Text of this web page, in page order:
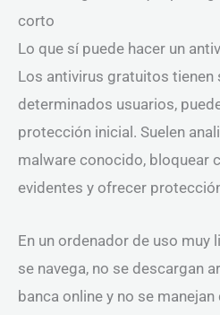
corto
Lo que sí puede hacer un
Los antivirus gratuitos tienen
determinados usuarios,
protección inicial. Suelen
malware conocido, bloquear
evidentes y ofrecer
En un ordenador de uso muy
se navega, no se descargan
banca online y no se